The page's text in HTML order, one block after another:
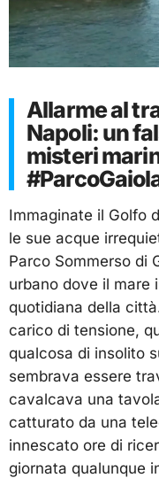
Allarme al
Napoli: un
misteri
Immaginate il Golfo
le sue acque
Parco Sommerso di
urbano dove il mare
quotidiana della
carico di tensione,
qualcosa di insolito
sembrava essere
cavalcava una
catturato da una
innescato ore di
giornata qualunque